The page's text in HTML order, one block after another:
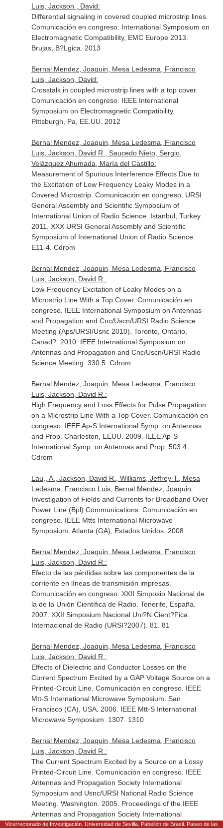
Luis, Jackson , David:
Differential signaling in covered coupled microstrip lines.
Comunicación en congreso. International Symposium on
Electromagnetic Compatibility, EMC Europe 2013.
Brujas, B?Lgica. 2013
Bernal Mendez, Joaquin, Mesa Ledesma, Francisco
Luis, Jackson, David:
Crosstalk in coupled microstrip lines with a top cover.
Comunicación en congreso. IEEE International
Symposium on Electromagnetic Compatibility.
Pittsburgh, Pa, EE.UU. 2012
Bernal Mendez, Joaquin, Mesa Ledesma, Francisco
Luis, Jackson, David R., Saucedo Nieto, Sergio,
Velázquez Ahumada, María del Castillo:
Measurement of Spurious Interference Effects Due to
the Excitation of Low Frequency Leaky Modes in a
Covered Microstrip. Comunicación en congreso. URSI
General Assembly and Scientific Symposium of
International Union of Radio Science. Istanbul, Turkey.
2011. XXX URSI General Assembly and Scientific
Symposium of International Union of Radio Science.
E11-4. Cdrom
Bernal Mendez, Joaquin, Mesa Ledesma, Francisco
Luis, Jackson, David R.:
Low-Frequency Excitation of Leaky Modes on a
Microstrip Line With a Top Cover. Comunicación en
congreso. IEEE International Symposium on Antennas
and Propagation and Cnc/Uscn/URSI Radio Science
Meeting (Aps/URSI/Usnc 2010). Toronto, Ontario,
Canad?. 2010. IEEE International Symposium on
Antennas and Propagation and Cnc/Uscn/URSI Radio
Science Meeting. 330.5. Cdrom
Bernal Mendez, Joaquin, Mesa Ledesma, Francisco
Luis, Jackson, David R.:
High Frequency and Loss Effects for Pulse Propagation
on a Microstrip Line With a Top Cover. Comunicación en
congreso. IEEE Ap-S International Symp. on Antennas
and Prop. Charleston, EEUU. 2009. IEEE Ap-S
International Symp. on Antennas and Prop. 503.4.
Cdrom
Lau,, A., Jackson, David R., Williams, Jeffrey T., Mesa
Ledesma, Francisco Luis, Bernal Mendez, Joaquin:
Investigation of Fields and Currents for Broadband Over
Power Line (Bpl) Communications. Comunicación en
congreso. IEEE Mtts International Microwave
Symposium. Atlanta (GA), Estados Unidos. 2008
Bernal Mendez, Joaquin, Mesa Ledesma, Francisco
Luis, Jackson, David R.:
Efecto de las pérdidas sobre las componentes de la
corriente en líneas de transmisión impresas.
Comunicación en congreso. XXII Simposio Nacional de
la de la Unión Científica de Radio. Tenerife, España.
2007. XXII Simposium Nacional Uni?N Cient?Fica
Internacional de Radio (URSI?2007). 81. 81
Bernal Mendez, Joaquin, Mesa Ledesma, Francisco
Luis, Jackson, David R.:
Effects of Dielectric and Conductor Losses on the
Current Spectrum Excited by a GAP Voltage Source on a
Printed-Circuit Line. Comunicación en congreso. IEEE
Mtt-S International Microwave Symposium. San
Francisco (CA), USA. 2006. IEEE Mtt-S International
Microwave Symposium. 1307. 1310
Bernal Mendez, Joaquin, Mesa Ledesma, Francisco
Luis, Jackson, David R.:
The Current Spectrum Excited by a Source on a Lossy
Printed-Circuit Line. Comunicación en congreso. IEEE
Antennas and Propagation Society International
Symposium and Usnc/URSI National Radio Science
Meeting. Washington. 2005. Proceedings of the IEEE
Antennas and Propagation Society International
Symposium and Usnc/URSI National Radio Science
Vicerrectorado de Investigación. Universidad de Sevilla. Pabellón de Brasil. Paseo de las